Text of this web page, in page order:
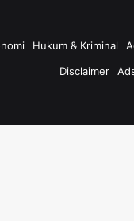
Hukum & Kriminal
Disclaimer